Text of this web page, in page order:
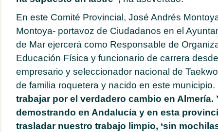
En este Comité Provincial, José Andrés
Montoya- portavoz de Ciudadanos en el
de Mar ejercerá como Responsable de
Educación Física y funcionario de carrera
empresario y seleccionador nacional de
de familia roquetera y nacido en este municipio.
trabajar por el verdadero cambio en Almería.
demostrando en Andalucía y en esta
trasladar nuestro trabajo limpio, ‘sin